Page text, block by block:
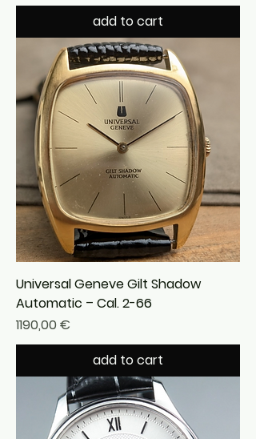
add to cart
Universal Geneve Gilt Shadow
Automatic – Cal. 2-66
Precio
1190,00 €
add to cart